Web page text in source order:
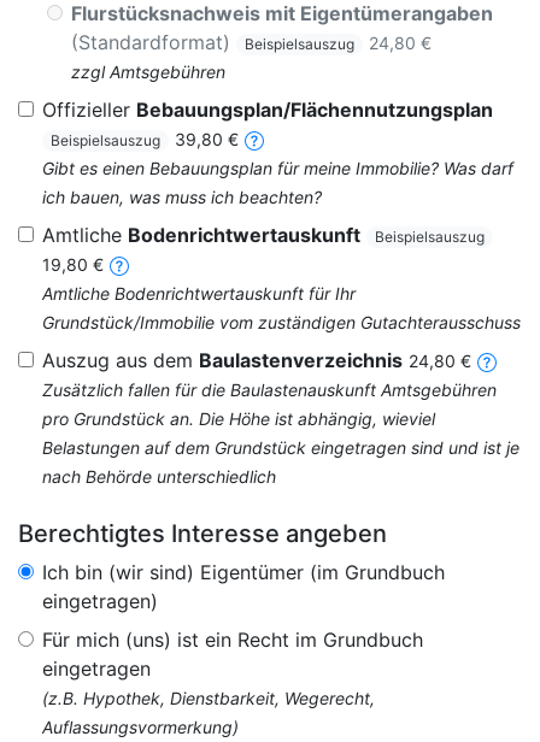
Flurstücksnachweis mit Eigentümerangaben
(Standardformat)
Beispielsauszug
24,80 €
zzgl Amtsgebühren
Offizieller Bebauungsplan/Flächennutzungsplan
Beispielsauszug
39,80 €
Gibt es einen Bebauungsplan für meine Immobilie? Was darf
ich bauen, was muss ich beachten?
Amtliche Bodenrichtwertauskunft Beispielsauszug
19,80 €
Amtliche Bodenrichtwertauskunft für Ihr
Grundstück/Immobilie vom zuständigen Gutachterausschuss
Auszug aus dem Baulastenverzeichnis 24,80 €
Zusätzlich fallen für die Baulastenauskunft Amtsgebühren
pro Grundstück an. Die Höhe ist abhängig, wieviel
Belastungen auf dem Grundstück eingetragen sind und ist je
nach Behörde unterschiedlich
Berechtigtes Interesse angeben
Ich bin (wir sind) Eigentümer (im Grundbuch
eingetragen)
Für mich (uns) ist ein Recht im Grundbuch
eingetragen
(z.B. Hypothek, Dienstbarkeit, Wegerecht,
Auflassungsvormerkung)